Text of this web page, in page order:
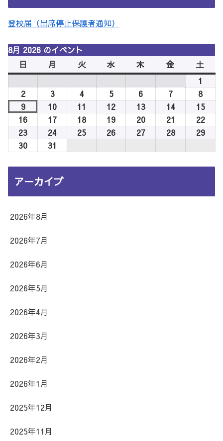
登校届（出席停止保護者通知）
8月 2026 のイベント
日
曜
日
月
曜
日
火火
曜
日
水水
曜
日
木
曜
日
金
曜
日
土
曜
日
1
年
8
月
1
日
22026
年
8
月
2
日
32026
年
8
月
3
日
42026
年
8
月
日
52026
年
8
月
日
6
年
8
月
日
7
年
8
月
日
82026
年
8
月
日
92026
年
8
月
日
10
日
11
年
日
12
日
132026
年
8
日
142026
8
日
152026
年
8
日
16
16
日
17
17
日
182026
18
19
19
202026
年
20
21
年
21
222026
年
22
23
月
23
日
24
月
24
日
25
月
日
26
月
日
272026
月
日
282026
月
日
292026
月
日
30
8
月
30
31
8
月
31
アーカイブ
2026年8月
2026年7月
2026年6月
2026年5月
2026年4月
2026年3月
2026年2月
2026年1月
2025年12月
2025年11月